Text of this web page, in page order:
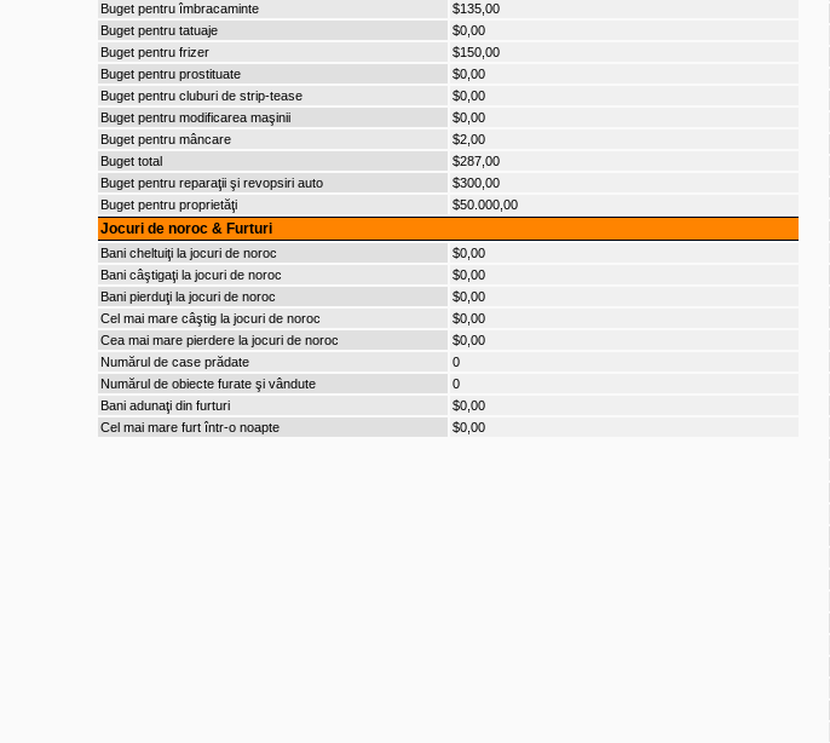
Buget pentru îmbracaminte
$135,00
Buget pentru tatuaje
$0,00
Buget pentru frizer
$150,00
Buget pentru prostituate
$0,00
Buget pentru cluburi de strip-tease
$0,00
Buget pentru modificarea maşinii
$0,00
Buget pentru mâncare
$2,00
Buget total
$287,00
Buget pentru reparaţii şi revopsiri auto
$300,00
Buget pentru proprietăţi
$50.000,00
Jocuri de noroc & Furturi
Bani cheltuiţi la jocuri de noroc
$0,00
Bani câştigaţi la jocuri de noroc
$0,00
Bani pierduţi la jocuri de noroc
$0,00
Cel mai mare câştig la jocuri de noroc
$0,00
Cea mai mare pierdere la jocuri de noroc
$0,00
Numărul de case prădate
0
Numărul de obiecte furate şi vândute
0
Bani adunaţi din furturi
$0,00
Cel mai mare furt într-o noapte
$0,00